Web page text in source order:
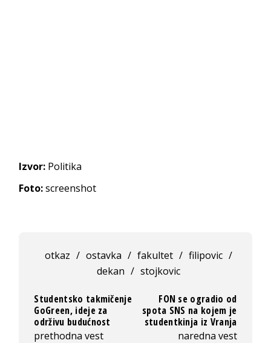
Izvor: Politika
Foto:screenshot
otkaz / ostavka / fakultet / filipovic /
dekan / stojkovic
Studentsko takmičenje
GoGreen, ideje za
održivu budućnost
prethodna vest
FON se ogradio od
spota SNS na kojem je
studentkinja iz Vranja
naredna vest